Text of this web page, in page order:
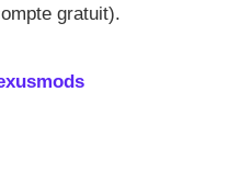
gratuit).